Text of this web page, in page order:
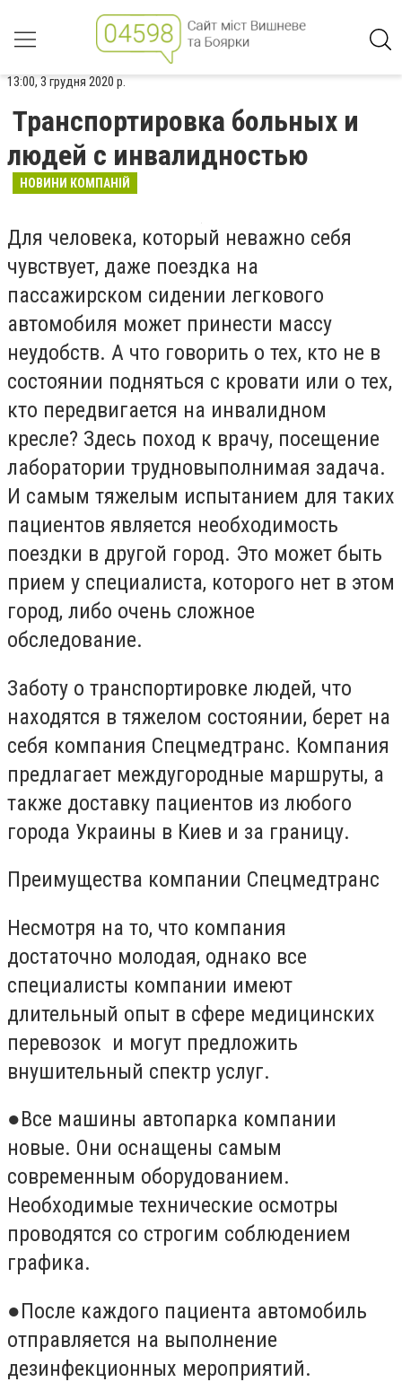
13:00, 3 грудня 2020 р.
Транспортировка больных и
людей с инвалидностью
НОВИНИ КОМПАНІЙ
Для человека, который неважно себя
чувствует, даже поездка на
пассажирском сидении легкового
автомобиля может принести массу
неудобств. А что говорить о тех, кто не в
состоянии подняться с кровати или о тех,
кто передвигается на инвалидном
кресле? Здесь поход к врачу, посещение
лаборатории трудновыполнимая задача.
И самым тяжелым испытанием для таких
пациентов является необходимость
поездки в другой город. Это может быть
прием у специалиста, которого нет в этом
город, либо очень сложное
обследование.
Заботу о транспортировке людей, что
находятся в тяжелом состоянии, берет на
себя компания Спецмедтранс. Компания
предлагает междугородные маршруты, а
также доставку пациентов из любого
города Украины в Киев и за границу.
Преимущества компании Спецмедтранс
Несмотря на то, что компания
достаточно молодая, однако все
специалисты компании имеют
длительный опыт в сфере медицинских
перевозок и могут предложить
внушительный спектр услуг.
●Все машины автопарка компании
новые. Они оснащены самым
современным оборудованием.
Необходимые технические осмотры
проводятся со строгим соблюдением
графика.
●После каждого пациента автомобиль
отправляется на выполнение
дезинфекционных мероприятий.